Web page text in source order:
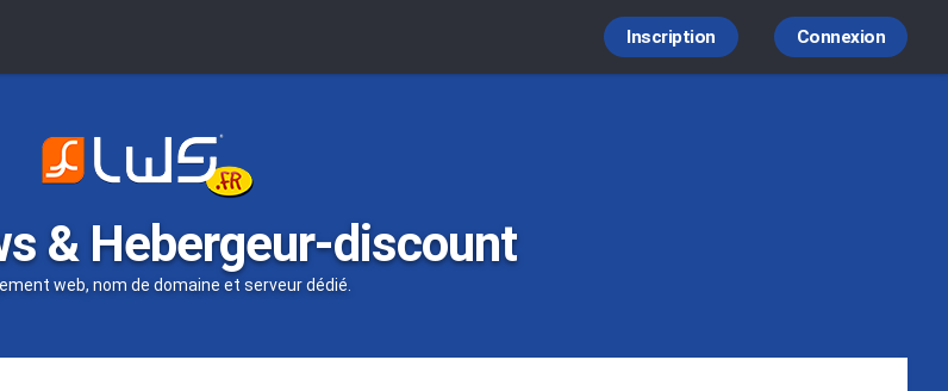
Connexion
Inscription
& Hebergeur-discount
web, nom de domaine et serveur dédié.